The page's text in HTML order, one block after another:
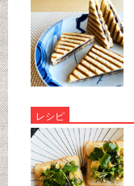
レシピ